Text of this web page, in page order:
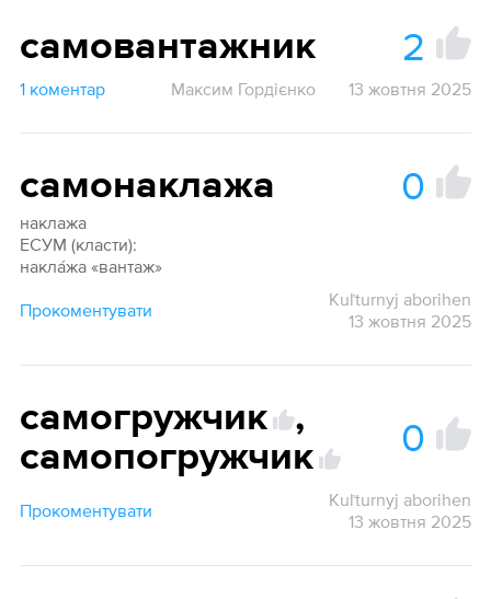
самовантажник 2
1 коментар Максим Гордієнко 13 жовтня 2025
самонаклажа 0
наклажа
ЕСУМ (класти):
накла́жа «вантаж»
Прокоментувати
Kuľturnyj aborihen
13 жовтня 2025
самогружчик
,
самопогружчик
0
Прокоментувати
Kuľturnyj aborihen
13 жовтня 2025